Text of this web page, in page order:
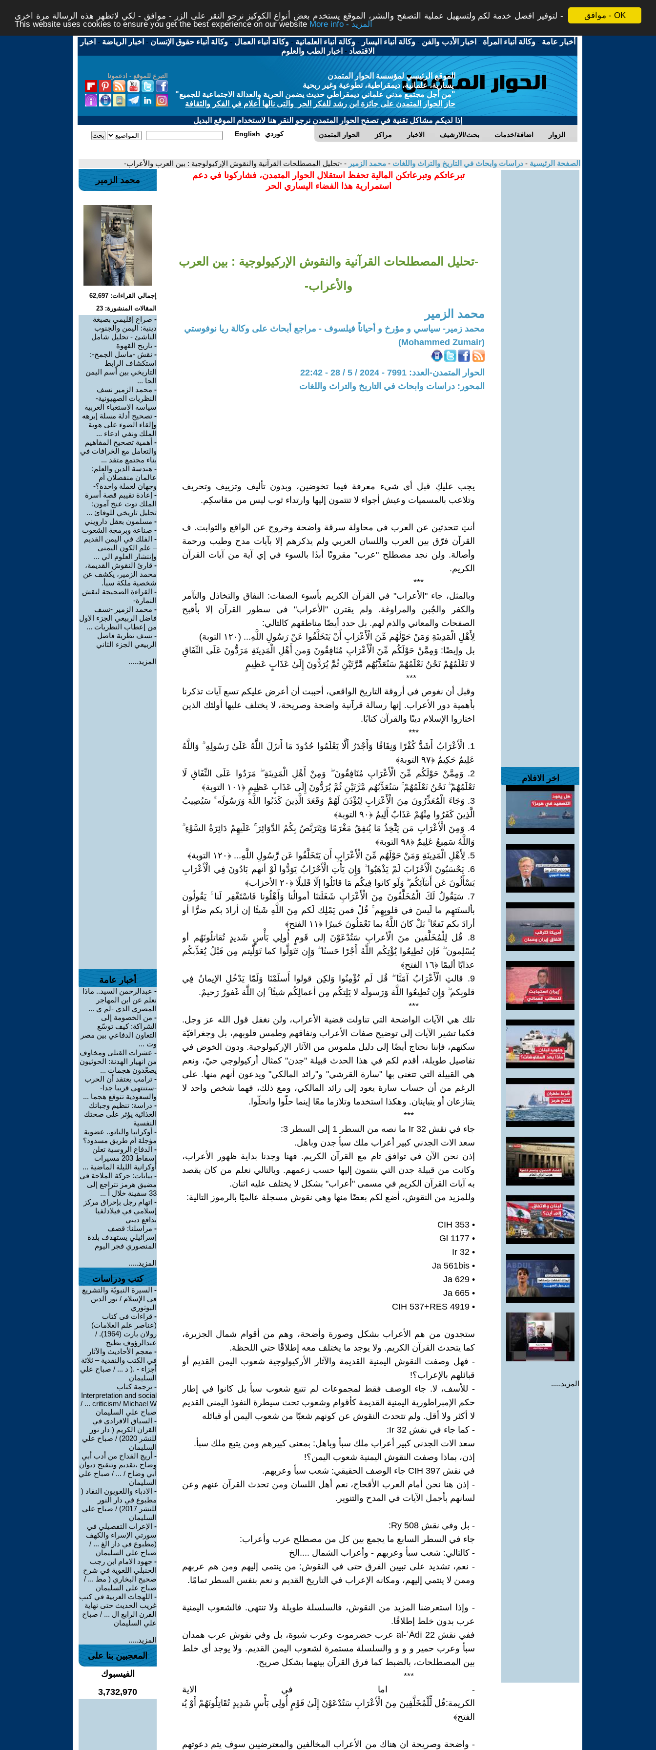
موافق - OK
لتوفير افضل خدمة لكم ولتسهيل عملية التصفح والنشر، الموقع يستخدم بعض أنواع الكوكيز نرجو النقر على الزر - موافق - لكي لاتظهر هذه الرسالة مرة اخرى -
This website uses cookies to ensure you get the best experience on our website
More info - المزيد
أخبار عامة -وكالة أنباء المرأة - اخبار الأدب والفن -وكالة أنباء اليسار -وكالة أنباء العلمانية -وكالة أنباء العمال -وكالة أنباء حقوق الإنسان - اخبار الرياضة - اخبار
الاقتصاد - اخبار الطب والعلوم
التبرع للموقع - ادعمونا
الموقع الرئيسي لمؤسسة الحوار المتمدن
يسارية، علمانية، ديمقراطية، تطوعية وغير ربحية
"من أجل مجتمع مدني علماني ديمقراطي حديث يضمن الحرية والعدالة الاجتماعية للجميع"
حاز الحوار المتمدن على جائزة ابن رشد للفكر الحر والتى نالها أعلام في الفكر والثقافة
إذا لديكم مشاكل تقنية في تصفح الحوار المتمدن نرجو النقر هنا لاستخدام الموقع البديل
الحوار المتمدن مراكز الاخبار بحث/الارشيف اضافة/خدمات الزوار English كوردي
الصفحة الرئيسية - دراسات وابحاث في التاريخ والتراث واللغات - محمد الزمير - -تحليل المصطلحات القرآنية والنقوش الإركيولوجية : بين العرب والأعراب-
اخر الافلام
المزيد.....
تبرعاتكم وتبرعاتكن المالية تحفظ استقلال الحوار المتمدن، فشاركونا في دعم
استمرارية هذا الفضاء اليساري الحر
-تحليل المصطلحات القرآنية والنقوش الإركيولوجية : بين العرب
والأعراب-
محمد الزمير
‏محمد زمير- سياسي و مؤرخ و أحياناً فيلسوف - مراجع أبحاث على وكالة ريا نوفوستي
(Mohammed Zumair)
الحوار المتمدن-العدد: 7991 - 2024 / 5 / 28 - 22:42
المحور: دراسات وابحاث في التاريخ والتراث واللغات
‏يجب عليكِ قبل أي شيء معرفة فيما تخوضين، وبدون تأليف وتزييف وتحريف
وتلاعب بالمسميات وعيش أجواء لا تنتمون إليها وارتداء ثوب ليس من مقاسكِم.
أنتِ تتحدثين عن العرب في محاولة سرقة واضحة وخروج عن الواقع والثوابت. ف
القرآن فرّق بين العرب واللسان العربي ولم يذكرهم إلا بآيات مدح وطيب ورحمة
وأصالة. ولن نجد مصطلح "عرب" مقرونًا أبدًا بالسوء في إي آية من آيات القرآن
الكريم.
***
وبالمثل، جاء "الأعراب" في القرآن الكريم بأسوء الصفات: النفاق والتخاذل والتآمر
والكفر والجُبن والمراوغة. ولم يقترن "الأعراب" في سطور القرآن إلا بأقبح
الصفحات والمعاني والذم لهم. بل حدد أيضًا مناطقهم كالتالي:
لِأَهْلِ الْمَدِينَةِ وَمَنْ حَوْلَهُم مِّنَ الْأَعْرَابِ أَنْ يَتَخَلَّفُوا عَنْ رَسُولِ اللَّهِ... (١٢٠ التوبة)
بل وإيضًا: وَمِمَّنْ حَوْلَكُم مِّنَ الْأَعْرَابِ مُنَافِقُونَ وَمن أَهْلِ الْمَدِينَةِ مَرَدُّونَ عَلَى النِّفَاقِ
لا تَعْلَمُهُمْ نَحْنُ نَعْلَمُهُمْ سَنُعَذِّبُهُم مَّرَّتَيْنِ ثُمَّ يُرَدُّونَ إِلَىٰ عَذَابٍ عَظِيمٍ
***
وقبل أن نغوص في أروقة التاريخ الواقعي، أحببت أن أعرض عليكم تسع آيات تذكرنا
بأهمية دور الأعراب. إنها رسالة قرآنية واضحة وصريحة، لا يختلف عليها أولئك الذين
اختاروا الإسلام دينًا والقرآن كتابًا.
***
1. الْأَعْرَابُ أَشَدُّ كُفْرًا وَنِفَاقًا وَأَجْدَرُ أَلَّا يَعْلَمُوا حُدُودَ مَا أَنزَلَ اللَّهُ عَلَىٰ رَسُولِهِ ۗ وَاللَّهُ
عَلِيمٌ حَكِيمٌ ﴿٩٧ التوبة﴾
2. وَمِمَّنْ حَوْلَكُم مِّنَ الْأَعْرَابِ مُنَافِقُونَ ۖ وَمِنْ أَهْلِ الْمَدِينَةِ ۖ مَرَدُوا عَلَى النِّفَاقِ لَا
تَعْلَمُهُمْ ۖ نَحْنُ نَعْلَمُهُمْ ۚ سَنُعَذِّبُهُم مَّرَّتَيْنِ ثُمَّ يُرَدُّونَ إِلَىٰ عَذَابٍ عَظِيمٍ ﴿١٠١ التوبة﴾
3. وَجَاءَ الْمُعَذِّرُونَ مِنَ الْأَعْرَابِ لِيُؤْذَنَ لَهُمْ وَقَعَدَ الَّذِينَ كَذَبُوا اللَّهَ وَرَسُولَه ۚ سَيُصِيبُ
الَّذِينَ كَفَرُوا مِنْهُمْ عَذَابٌ أَلِيمٌ ﴿٩٠ التوبة﴾
4. وَمِنَ الْأَعْرَابِ مَن يَتَّخِذُ مَا يُنفِقُ مَغْرَمًا وَيَتَرَبَّصُ بِكُمُ الدَّوَائِرَ ۚ عَلَيهِمْ دَائِرَةُ السَّوْءِ ۗ
وَاللَّهُ سَمِيعٌ عَلِيمٌ ﴿٩٨ التوبة﴾
5. لِأَهْلِ الْمَدِينَةِ وَمَنْ حَوْلَهُم مِّنَ الْأَعْرَابِ أَن يَتَخَلَّفُوا عَن رَّسُولِ اللَّهِ... ﴿١٢٠ التوبة﴾
6. يَحْسَبُونَ الْأَحْزَابَ لَمْ يَذْهَبُوا ۖ وَإِن يَأْتِ الْأَحْزَابُ يَوَدُّوا لَوْ أنهم بَادُونَ فِي الْأَعْرَابِ
يَسْأَلُونَ عَن أَنبَآئِكُم ۖ وَلَو كانوا فِيكُم مَا قاتَلُوا إلّا قَليلًا ﴿٢٠ الأحزاب﴾
7. سَيَقُولُ لَكَ الْمُخَلَّفُونَ مِنَ الْأَعْرَابِ شَغَلَتنَا أموالُنا وَأَهْلُونا فَاسْتَغْفِر لَنا ۚ يَقُولُون
بألسنَتهِم ما لَيسَ في قلوبِهِم ۚ قُلْ فمن يَمْلِك لَكم مِنَ اللَّهِ شَيئًا إن أرادَ بكم ضرًّا أو
أرادَ بكم نَفعًا ۚ بَلْ كانَ اللَّهُ بما تَعْمَلُونَ خَبيرًا ﴿١١ الفتح﴾
8. قُل لِلْمُخَلَّفين منَ الْأعرابِ سَتُدْعَوْنَ إلى قَومٍ أُولِي بَأْسٍ شَديدٍ تُقاتلُونَهُم أو
يُسْلِمون ۖ فَإن تُطِيعُوا يُؤْتِكُم اللَّهُ أَجْرًا حَسنًا ۖ وَإِن تَتَوَلَّوا كما تَوَلَّيتم مِن قَبْلُ يُعَذِّبكُم
عذابًا أليمًا ﴿١٦ الفتح﴾
9. قالتِ الْأَعْرَابُ آمَنَّا ۖ قُل لَم تُؤْمِنُوا وَلكِن قولوا أَسلَمْنَا وَلَمّا يَدْخُلِ الإيمانُ فِي
قلوبِكم ۖ وَإِن تُطِيعُوا اللَّهَ وَرَسولَه لا يَلِتكُم مِن أعمالِكُم شيئًا ۚ إن اللَّهَ غَفورٌ رَحيمٌ.
***
تلك هي الآيات الواضحة التي تناولت قضية الأعراب، ولن نغفل قول الله عز وجل.
فكما تشير الآيات إلى توضيح صفات الأعراب ونفاقهم وطمس قلوبهم، بل وجغرافيّة
سكنهم، فإننا نحتاج أيضًا إلى دليل ملموس من الآثار الإركيولوجية. ودون الخوض في
تفاصيل طويلة، أقدم لكم في هذا الحدث قبيلة "جدن" كمثال أركيولوجي حيّ، ونعم
هي القبيلة التي تتغنى بها "سارة القرشي" و"رائد المالكي" ويدعون أنهم منها. على
الرغم من أن حساب سارة يعود إلى رائد المالكي، ومع ذلك، فهما شخص واحد لا
يتنازعان أو يتباينان. وهكذا استخدما وتلازما معًا إينما حلّوا وانحلّوا.
***
جاء في نقش Ir 32 ما نصه من السطر 1 إلى السطر 3:
سعد الات الجدني كبير أعراب ملك سبأ جدن وباهل.
إذن نحن الآن في توافق تام مع القرآن الكريم. فهنا وجدنا بداية ظهور الأعراب،
وكانت من قبيلة جدن التي ينتمون إليها حسب زعمهم. وبالتالي نعلم من كان يقصد
به آيات القرآن الكريم في مسمى "أعراب" بشكل لا يختلف عليه اثنان.
وللمزيد من النقوش، أضع لكم بعضًا منها وهي نقوش مسجلة عالميًا بالرموز التالية:
• CIH 353
• Gl 1177
• Ir 32
• Ja 561bis
• Ja 629
• Ja 665
• CIH 537+RES 4919
ستجدون من هم الأعراب بشكل وصورة وأضحة، وهم من أقوام شمال الجزيرة،
كما يتحدث القرآن الكريم. ولا يوجد ما يختلف معه إطلاقًا حتي اللحظة.
- فهل وصفت النقوش اليمنية القديمة والآثار الأركيولوجية شعوب اليمن القديم أو
قبائلهم بالإعراب؟!
- للأسف، لا. جاء الوصف فقط لمجموعات لم تتبع شعوب سبأ بل كانوا في إطار
حكم الإمبراطورية اليمنية القديمة كأقوام وشعوب تحت سيطرة النفوذ اليمني القديم
لا أكثر ولا أقل. ولم تتحدث النقوش عن كونهم شعبًا من شعوب اليمن أو قبائله
- كما جاء في نقش Ir 32:
سعد الات الجدني كبير أعراب ملك سبأ وباهل: بمعنى كبيرهم ومن يتبع ملك سبأ.
إذن، بماذا وصفت النقوش اليمنية شعوب اليمن؟!
في نقش CIH 397 جاء الوصف الحقيقي: شعب سبأ وعربهم.
- إذن هنا نحن أمام العرب الأقحاح، نعم أهل اللسان ومن تحدث القرآن عنهم وعن
لسانهم بأجمل الآيات في المدح والتنوير.
- بل وفي نقش Ry 508:
جاء في السطر السابع ما يجمع بين كل من مصطلح عرب وأعراب:
- كالتالي: شعب سبأ وعربهم - وأعراب الشمال ....الخ
- نعم، تشديد على تبيين الفرق حتى في النقوش: من ينتمي إليهم ومن هم عربهم
وممن لا ينتمي إليهم، ومكانه الإعراب في التاريخ القديم و نعم بنفس السطر تمامًا.
- وإذا استعرضنا المزيد من النقوش، فالسلسلة طويلة ولا تنتهي. فالشعوب اليمنية
عرب بدون خلط إطلاقًا.
ففي نقش al-ʿĀdī 22 عرب حضرموت وعرب شبوة، بل وفي نقوش عرب همدان
سبأ وعرب حمير و و و والسلسلة مستمرة لشعوب اليمن القديم. ولا يوجد أي خلط
بين المصطلحات، بالضبط كما فرق القرآن بينهما بشكل صريح.
***
- اما في الاية
الفتح﴾
- واضحة وصريحة ان هناك من الأعراب المخالفين والمعترضيين سوف يتم دعوتهم
محمد الزمير
إجمالي القراءات: 62,697
المقالات المنشورة: 23
- صراع إقليمي بصبغة
دينية: اليمن والجنوب
الناشئ - تحليل شامل
- تاريخ القهوة
- نقش -ماسل الجمح-:
استكشاف الرابط
التاريخي بين أسم اليمن
الحا ...
- محمد الزمير نسف
النظريات الصهيونية-
سياسة الاستغباء الغربية
- تصحيح أدلة مسلة إبرهه
وإلقاء الضوء على هوية
الملك ونفي ادعاء ...
- أهمية تصحيح المفاهيم
والتعامل مع الخرافات في
بناء مجتمع متقد ...
- هندسة الدين والعلم:
عالمان منفصلان أم
وجهان لعملة واحدة؟-
- إعادة تقييم قصة أسرة
الملك توت عنخ آمون:
تحليل تاريخي للوقائ ...
- مسلمون بعقل دارويني
- صناعة وبرمجة الشعوب
- الفلك في اليمن القديم
– علم الكون اليمني
وإنتشار العلوم الي ...
- قارئ النقوش القديمة،
محمد الزمير، يكشف عن
شخصية ملكة سبأ.
- القراءة الصحيحة لنقش
النمارة-
- محمد الزمير -نسف
فاضل الربيعي الجزء الاول
من إعطاب النظريات ...
- نسف نظرية فاضل
الربيعي الجزء الثاني
المزيد.....
أخبار عامة
- عبدالرحمن السيد.. ماذا
نعلم عن ابن المهاجر
المصري الذي -لم ي ...
- من الخصومة إلى
الشراكة: كيف توسّع
التعاون الدفاعي بين مصر
وت ...
- عشرات القتلى ومخاوف
من انهيار الهدنة: الحوثيون
يصعّدون هجمات ...
- ترامب يعتقد أن الحرب
-ستنتهي قريبا جدا-
والسعودية تتوقع هجما ...
- دراسة: تنظيم وجباتك
الغذائية يؤثر على صحتك
النفسية
- أوكرانيا والناتو.. عضوية
مؤجلة أم طريق مسدود؟
- الدفاع الروسية تعلن
إسقاط 203 مسيرات
أوكرانية الليلة الماضية ...
- بيانات: حركة الملاحة في
مضيق هرمز تتراجع إلى
33 سفينة خلال أ ...
- اتهام رجل بإحراق مركز
إسلامي في فيلادلفيا
بدافع ديني
- مراسلنا: قصف
إسرائيلي يستهدف بلدة
المنصوري فجر اليوم
المزيد.....
كتب ودراسات
- السيرة النبويّة والتشريع
في الإسلام / نور الدين
البوثوري
- قراءات فى كتاب
(عناصر علم العلامات)
رولان بارت (1964). /
عبدالرؤوف بطيخ
- معجم الأحاديث والآثار
في الكتب والنقدية – ثلاثة
أجزاء - .( د ... / صباح علي
السليمان
- ترجمة كتاب
Interpretation and social
criticism/ Michael W ... /
صباح علي السليمان
- السياق الافرادي في
القران الكريم ( دار نور
للنشر 2020) / صباح علي
السليمان
- أريج القداح من أدب أبي
وضاح ،تقديم وتنقيح ديوان
أبي وضاح / ... / صباح علي
السليمان
- الادباء واللغويون النقاد (
مطبوع في دار النور
للنشر 2017) / صباح علي
السليمان
- الإعراب التفصيلي في
سورتي الإسراء والكهف
(مطبوع في دار الغ ... /
صباح علي السليمان
- جهود الامام ابن رجب
الحنبلي اللغوية في شرح
صحيح البخاري ( مط ... /
صباح علي السليمان
- اللهجات العربية في كتب
غريب الحديث حتى نهاية
القرن الرابع ال ... / صباح
علي السليمان
المزيد.....
المعجبين بنا على
الفيسبوك
3,732,970